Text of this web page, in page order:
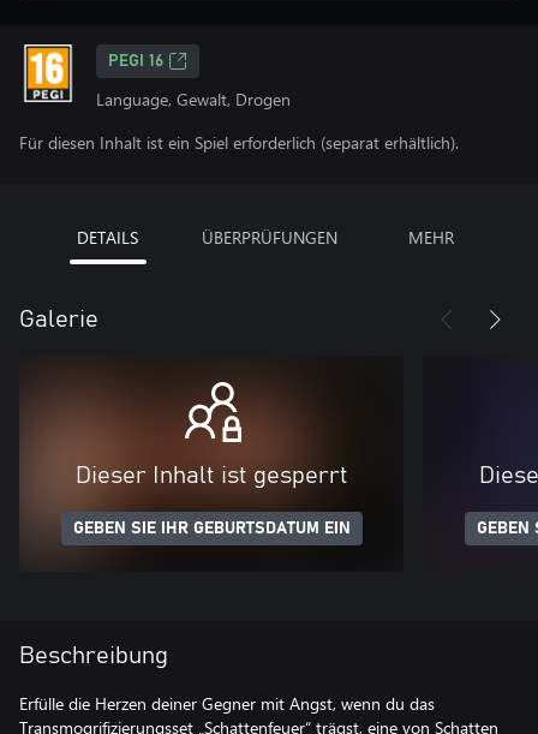
PEGI 16
Language, Gewalt, Drogen
Für diesen Inhalt ist ein Spiel erforderlich (separat erhältlich).
DETAILS ÜBERPRÜFUNGEN MEHR
Galerie
Dieser Inhalt ist gesperrt
GEBEN SIE IHR GEBURTSDATUM EIN GEBEN
Beschreibung
Erfülle die Herzen deiner Gegner mit Angst, wenn du das
Transmogrifizierungsset „Schattenfeuer“ trägst, eine von Schatten